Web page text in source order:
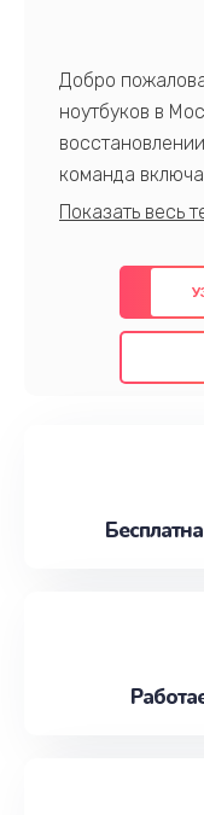
Добро
ноутбуков в
команда
предлагаем
также
проведенных
наилучшим